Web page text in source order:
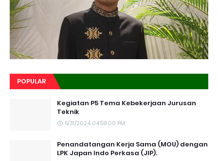
POPULAR
Kegiatan P5 Tema Kebekerjaan Jurusan
Teknik
5/31/2024 04:59:00 PM
Penandatangan Kerja Sama (MOU) dengan
LPK Japan Indo Perkasa (JIP).